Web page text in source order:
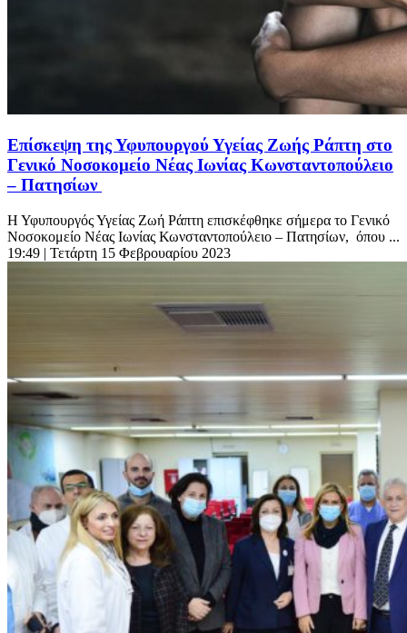
Επίσκεψη της Υφυπουργού Υγείας Ζωής Ράπτη στο
Γενικό Νοσοκομείο Νέας Ιωνίας Κωνσταντοπούλειο
– Πατησίων
Η Υφυπουργός Υγείας Ζωή Ράπτη επισκέφθηκε σήμερα το Γενικό
Νοσοκομείο Νέας Ιωνίας Κωνσταντοπούλειο – Πατησίων, όπου ...
19:49 | Τετάρτη 15 Φεβρουαρίου 2023